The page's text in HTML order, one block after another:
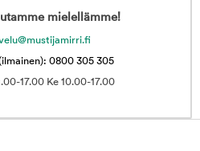
mielellämme!
0800 305 305
17.00 Ke 10.00-17.00